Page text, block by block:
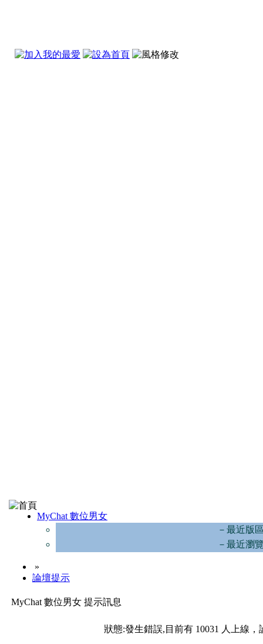
MyChat 數位男女
－最近版
－最近瀏
»
論壇提示
MyChat 數位男女 提示訊息
狀態:發生錯誤,目前有 10031 人上線